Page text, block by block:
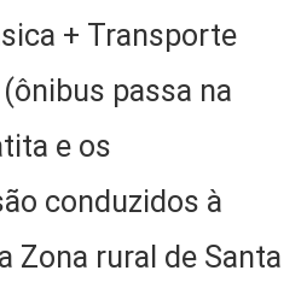
+ Transporte
passa na
e os
conduzidos à
Zona rural de Santa